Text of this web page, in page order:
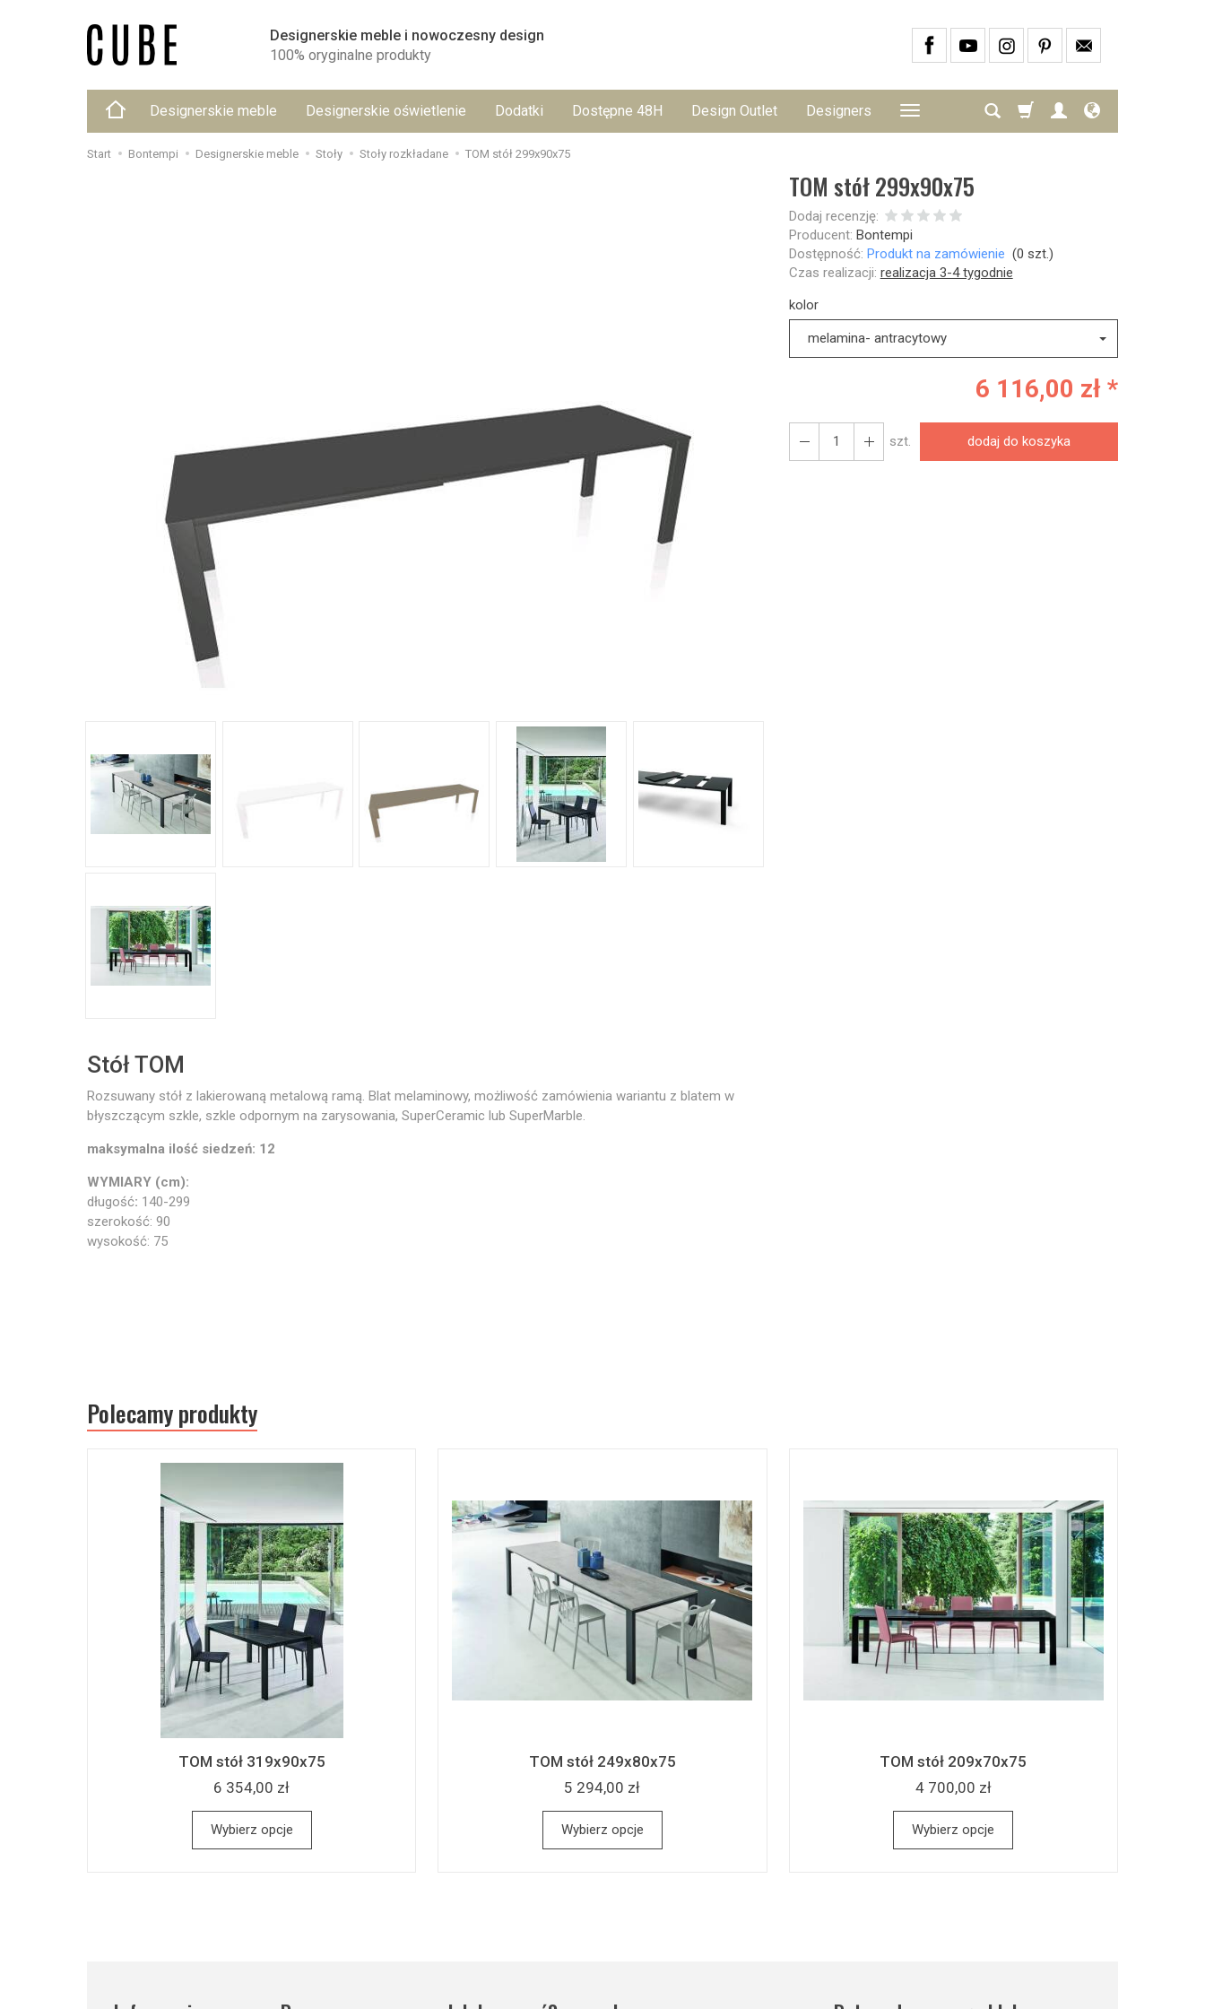
Designerskie meble i nowoczesny design
100% oryginalne produkty
Designerskie meble Designerskie oświetlenie Dodatki Dostępne 48H Design Outlet Designers
Start Bontempi Designerskie meble Stoły Stoły rozkładane TOM stół 299x90x75
TOM stół 299x90x75
Dodaj recenzję:
Producent: Bontempi
Dostępność: Produkt na zamówienie (0 szt.)
Czas realizacji: realizacja 3-4 tygodnie
kolor
melamina- antracytowy
6 116,00 zł *
szt. dodaj do koszyka
Stół TOM
Rozsuwany stół z lakierowaną metalową ramą. Blat melaminowy, możliwość zamówienia wariantu z blatem w
błyszczącym szkle, szkle odpornym na zarysowania, SuperCeramic lub SuperMarble.
maksymalna ilość siedzeń: 12
WYMIARY (cm):
długość: 140-299
szerokość: 90
wysokość: 75
Polecamy produkty
TOM stół 319x90x75
6 354,00 zł
Wybierz opcje
TOM stół 249x80x75
5 294,00 zł
Wybierz opcje
TOM stół 209x70x75
4 700,00 zł
Wybierz opcje